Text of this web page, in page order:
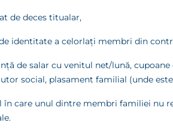
de deces titualar,
identitate a celorlaţi membri din
de salar cu venitul net/lună,
social, plasament familial (unde
în care unul dintre membri familiei nu